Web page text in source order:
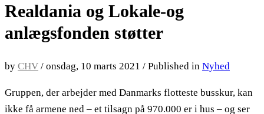
Realdania og Lokale-og
anlægsfonden støtter
by CHV / onsdag, 10 marts 2021 / Published in Nyhed
Gruppen, der arbejder med Danmarks flotteste busskur, kan
ikke få armene ned – et tilsagn på 970.000 er i hus – og ser